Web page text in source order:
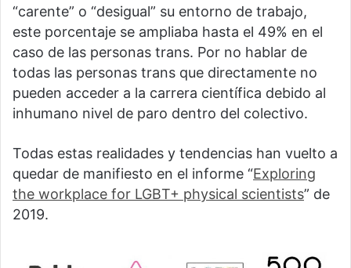
“carente” o “desigual” su entorno de trabajo,
este porcentaje se ampliaba hasta el 49% en el
caso de las personas trans. Por no hablar de
todas las personas trans que directamente no
pueden acceder a la carrera científica debido al
inhumano nivel de paro dentro del colectivo.
Todas estas realidades y tendencias han vuelto a
quedar de manifiesto en el informe “Exploring
the workplace for LGBT+ physical scientists” de
2019.